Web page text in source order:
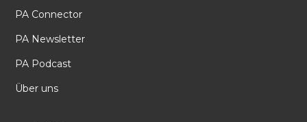
PA Connector
PA Newsletter
PA Podcast
Über uns